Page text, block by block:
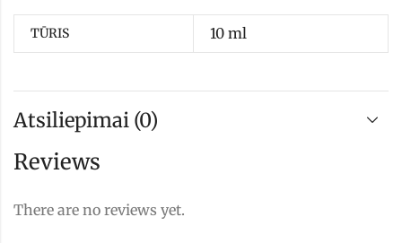
TŪRIS 10 ml
Atsiliepimai (0)
Reviews
There are no reviews yet.